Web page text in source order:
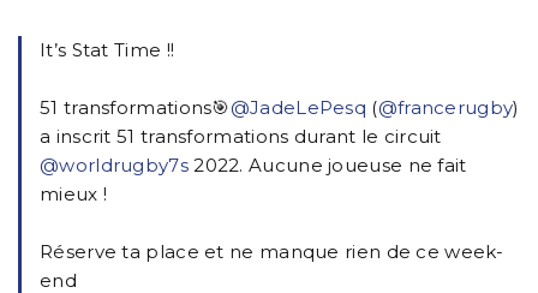
It’s Stat Time !!
51 transformations🎯@JadeLePesq (@francerugby)
a inscrit 51 transformations durant le circuit
@worldrugby7s2022. Aucune joueuse ne fait
mieux !
Réserve ta place et ne manque rien de ce week-
end